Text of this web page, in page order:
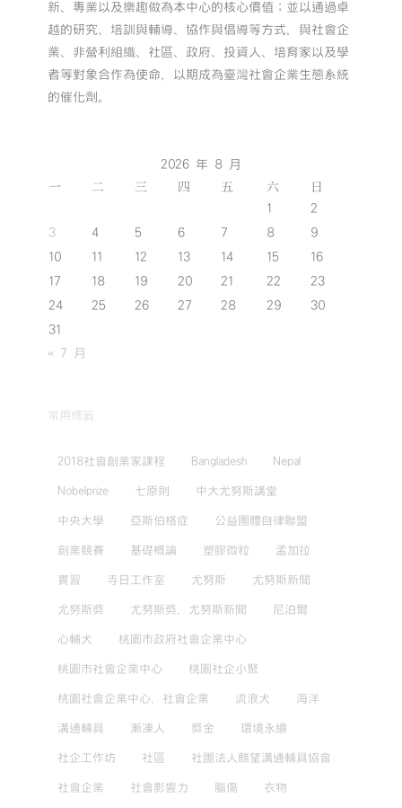
新、專業以及樂趣做為本中心的核心價值；並以通過卓
越的研究、培訓與輔導、協作與倡導等方式，與社會企
業、非營利組織、社區、政府、投資人、培育家以及學
者等對象合作為使命，以期成為臺灣社會企業生態系統
的催化劑。
2026 年 8 月
一 二 三 四 五 六 日
1
2
3
4 5 6 7 8
9
10
11 12 13 14 15
16
17
18 19 20 21 22
23
24
25 26 27 28 29
30
31
« 7 月
常用標籤
2018社會創業家課程 Bangladesh Nepal
Nobelprize 七原則 中大尤努斯講堂
中央大學 亞斯伯格症 公益團體自律聯盟
創業競賽 基礎概論 塑膠微粒 孟加拉
實習 寺日工作室 尤努斯 尤努斯新聞
尤努斯獎 尤努斯獎，尤努斯新聞 尼泊爾
心輔犬 桃園市政府社會企業中心
桃園市社會企業中心 桃園社企小聚
桃園社會企業中心，社會企業 流浪犬 海洋
溝通輔具 漸凍人 獎金 環境永續
社企工作坊 社區 社團法人麒望溝通輔具協會
社會企業 社會影響力 腦傷 衣物